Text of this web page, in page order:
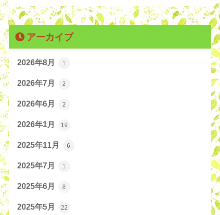
アーカイブ
2026年8月 1
2026年7月 2
2026年6月 2
2026年1月 19
2025年11月 6
2025年7月 1
2025年6月 8
2025年5月 22